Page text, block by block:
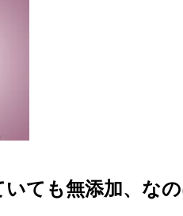
ても無添加、な